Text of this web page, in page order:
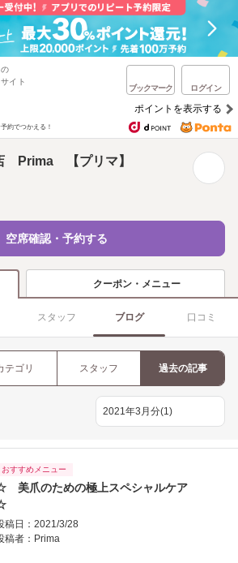
イト
ブックマーク ログイン
ポイントを表示する
約でつかえる！
Prima 【プリマ】
空席確認・予約する
クーポン・メニュー
スタッフ ブログ 口コミ
テゴリ スタッフ 過去の記事
おすすめメニュー
美爪のための極上スペシャルケア
稿日：2021/3/28
稿者： Prima